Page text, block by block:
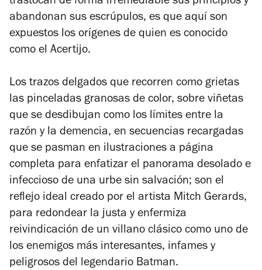
abandonan sus escrúpulos, es que aquí son
expuestos los orígenes de quien es conocido
como el Acertijo.
Los trazos delgados que recorren como grietas
las pinceladas granosas de color, sobre viñetas
que se desdibujan como los límites entre la
razón y la demencia, en secuencias recargadas
que se pasman en ilustraciones a página
completa para enfatizar el panorama desolado e
infeccioso de una urbe sin salvación; son el
reflejo ideal creado por el artista Mitch Gerards,
para redondear la justa y enfermiza
reivindicación de un villano clásico como uno de
los enemigos más interesantes, infames y
peligrosos del legendario Batman.